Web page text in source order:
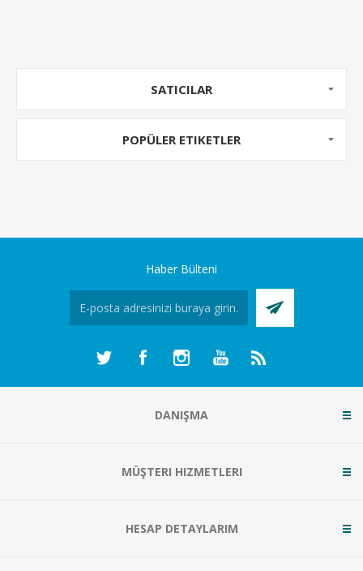
SATICILAR
POPÜLER ETIKETLER
Haber Bülteni
DANIŞMA
MÜŞTERI HIZMETLERI
HESAP DETAYLARIM